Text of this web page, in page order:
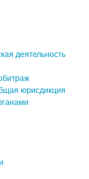
деятельность
юрисдикция